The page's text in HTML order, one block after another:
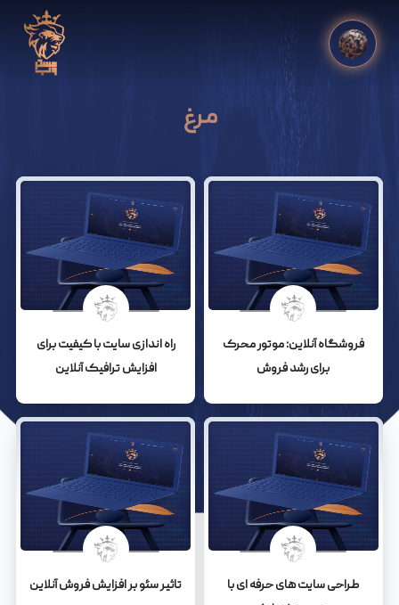
مرغ
فروشگاه آنلاین: موتور محرک
برای رشد فروش
راه اندازی سایت با کیفیت برای
افزایش ترافیک آنلاین
طراحی سایت های حرفه ای با
تاثیر سئو بر افزایش فروش آنلاین